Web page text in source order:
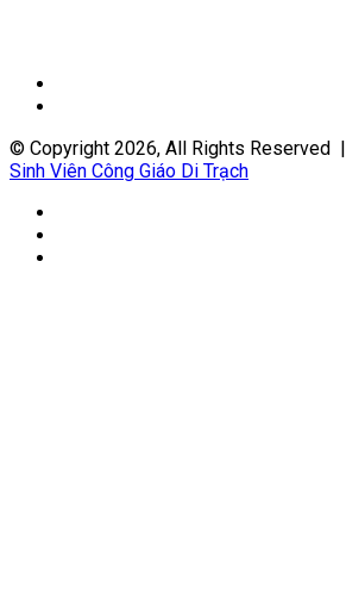
© Copyright 2026, All Rights Reserved |
Sinh Viên Công Giáo Di Trạch